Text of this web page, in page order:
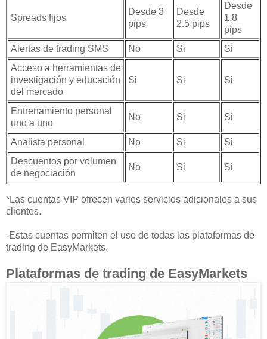
Spreads fijos
Desde 3
pips
Desde
2.5 pips
Desde
1.8
pips
Alertas de trading SMS
No Si
Si
Acceso a herramientas de
investigación y educación
del mercado
Si Si Si
Entrenamiento personal
uno a uno
No Si Si
Analista personal No Si
Si
Descuentos por volumen
de negociación
No Si Si
*Las cuentas VIP ofrecen varios servicios adicionales a sus
clientes.
-Estas cuentas permiten el uso de todas las plataformas de
trading de EasyMarkets.
Plataformas de trading de EasyMarkets